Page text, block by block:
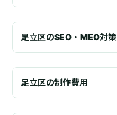
足立区のSEO・MEO対策
足立区の制作費用